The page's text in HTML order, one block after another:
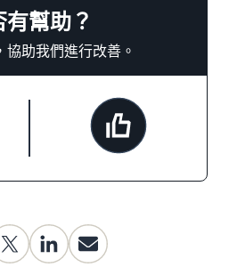
幫助？
助我們進行改善。